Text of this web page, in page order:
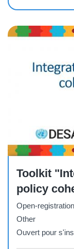
Toolkit
policy
Open-
Other
Ouvert pour